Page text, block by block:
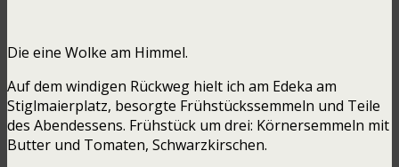
Die eine Wolke am Himmel.
Auf dem windigen Rückweg hielt ich am Edeka am
Stiglmaierplatz, besorgte Frühstückssemmeln und Teile
des Abendessens. Frühstück um drei: Körnersemmeln mit
Butter und Tomaten, Schwarzkirschen.